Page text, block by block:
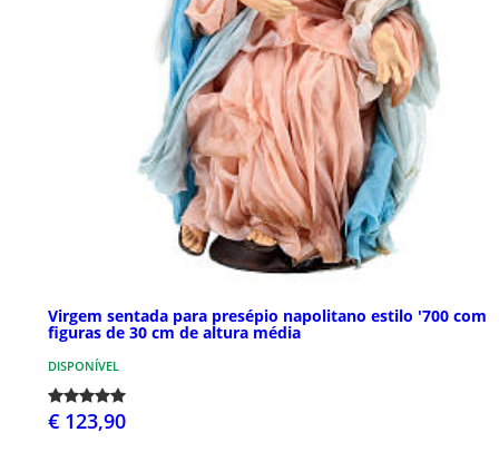
Virgem sentada para presépio napolitano estilo '700 com
figuras de 30 cm de altura média
DISPONÍVEL
€ 123,90